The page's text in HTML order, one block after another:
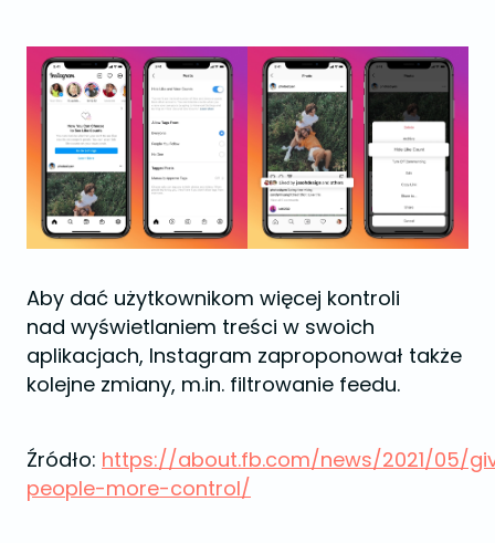
Aby dać użytkownikom więcej kontroli
nad wyświetlaniem treści w swoich
aplikacjach, Instagram zaproponował także
kolejne zmiany, m.in. filtrowanie feedu.
Źródło: https://about.fb.com/news/2021/05/
people-more-control/